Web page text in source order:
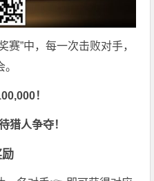
赛”中，每一次击败对手，
！
猎人争夺！
励